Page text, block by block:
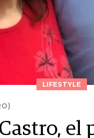
LIFESTYLE
el